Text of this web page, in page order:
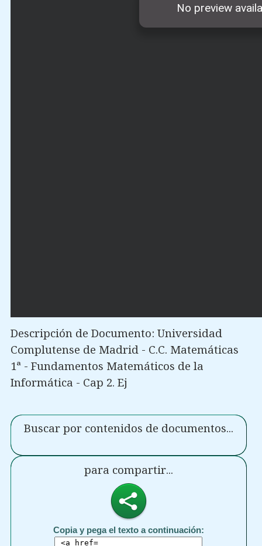
Descripción de Documento: Universidad
Complutense de Madrid - C.C. Matemáticas
1ª - Fundamentos Matemáticos de la
Informática - Cap 2. Ej
Buscar por contenidos de documentos...
para compartir...
Copia y pega el texto a continuación: